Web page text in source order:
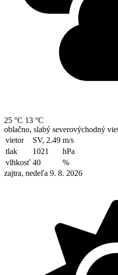
25 °C 13 °C
oblačno, slabý severovýchodný
vietor
SV, 2.49 m/s
tlak
1021
hPa
vlhkosť 40
%
zajtra, nedeľa 9. 8. 2026